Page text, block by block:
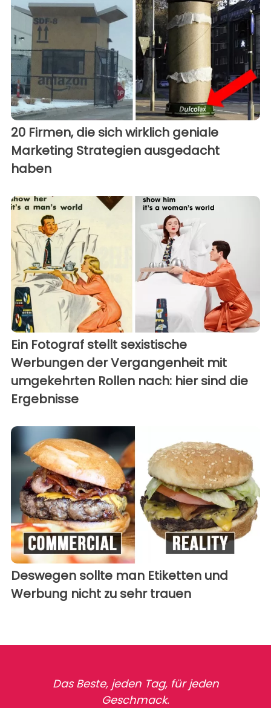
20 Firmen, die sich wirklich geniale
Marketing Strategien ausgedacht
haben
Ein Fotograf stellt sexistische
Werbungen der Vergangenheit mit
umgekehrten Rollen nach: hier sind die
Ergebnisse
Deswegen sollte man Etiketten und
Werbung nicht zu sehr trauen
Das Beste, jeden Tag, für jeden
Geschmack.